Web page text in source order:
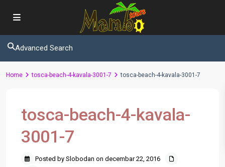
Advanced Search
Home tosca-beach-4-kavala-3001-7 tosca-beach-4-kavala-3001-7
tosca-beach-4-kavala-
3001-7
Posted by Slobodan on decembar 22, 2016